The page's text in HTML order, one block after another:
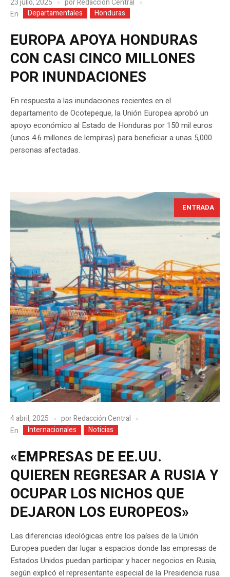
En
Departamentales Honduras
EUROPA APOYA HONDURAS
CON CASI CINCO MILLONES
POR INUNDACIONES
En respuesta a las inundaciones recientes en el
departamento de Ocotepeque, la Unión Europea aprobó un
apoyo económico al Estado de Honduras por 150 mil euros
(unos 4.6 millones de lempiras) para beneficiar a unas 5,000
personas afectadas.
ENTRADA
4 abril, 2025 porRedacción Central
En
Internacionales Noticias
«EMPRESAS DE EE.UU.
QUIEREN REGRESAR A RUSIA Y
OCUPAR LOS NICHOS QUE
DEJARON LOS EUROPEOS»
Las diferencias ideológicas entre los países de la Unión
Europea pueden dar lugar a espacios donde las empresas de
Estados Unidos puedan participar y hacer negocios en Rusia,
según explicó el representante especial de la Presidencia rusa